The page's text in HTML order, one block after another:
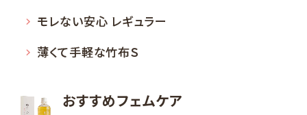
モレない安心 レギュラー
薄くて手軽な竹布Ｓ
おすすめフェムケア